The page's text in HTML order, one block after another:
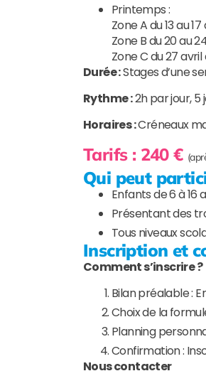
Printemps :
Zone A du 13 au
Zone B du 20 au
Zone C du 27 avril
Durée :Stages d’une
Rythme :2h par jour, 5
Horaires :Créneaux
Tarifs : 240 €
Qui peut
Enfants de 6 à 16
Présentant des
Tous niveaux
Inscription et
Comment s’inscrire ?
Bilan préalable :
Choix de la
Planning
Confirmation :
Nous contacter